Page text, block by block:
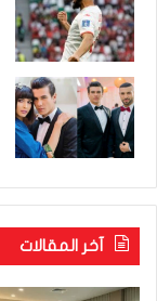
آخر المقالات